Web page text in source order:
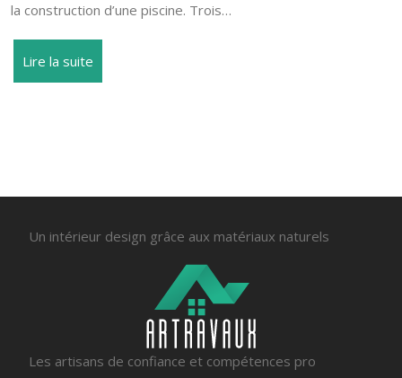
la construction d’une piscine. Trois…
Lire la suite
Un intérieur design grâce aux matériaux naturels
Les artisans de confiance et compétences pro